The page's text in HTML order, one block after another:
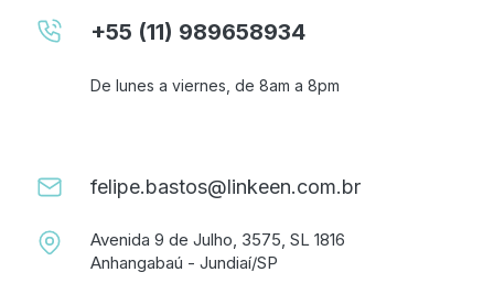
+55 (11) 989658934
De lunes a viernes, de 8am a 8pm
felipe.bastos@linkeen.com.br
Avenida 9 de Julho, 3575, SL 1816
Anhangabaú - Jundiaí/SP